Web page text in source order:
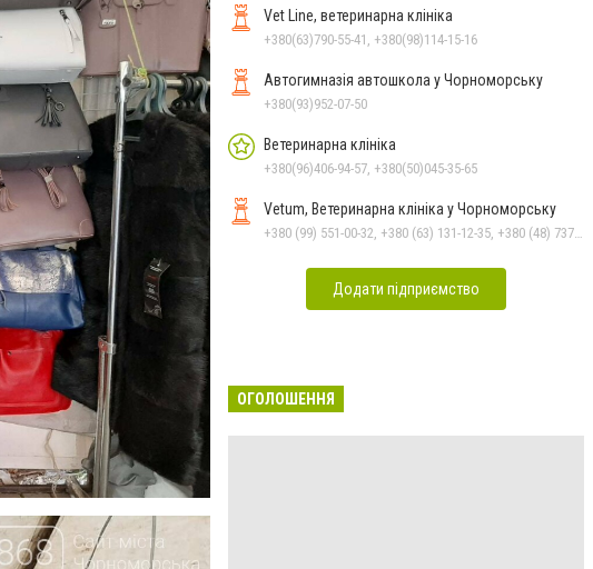
Vet Line, ветеринарна клініка
+380(63)790-55-41, +380(98)114-15-16
Автогимназія автошкола у Чорноморську
+380(93)952-07-50
Ветеринарна клініка
+380(96)406-94-57, +380(50)045-35-65
Vetum, Ветеринарна клініка у Чорноморську
Додати підприємство
ОГОЛОШЕННЯ